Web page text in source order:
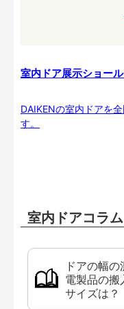
室内ドア展示ショー
DAIKENの室内ドアを
す。
室内ドアコラム
ドアの幅
電製品の搬
サイズは？